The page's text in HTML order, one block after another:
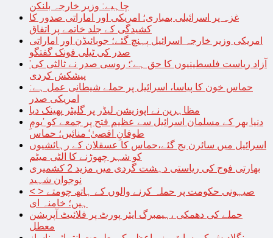
چاہیے: وزیر خارجہ بلنکن
غزہ پر اسرائیلی بمباری؛ امریکی اور اماراتی صدور کا
کشیدگی کے جلد خاتمے پر اتفاق
امریکی وزیر خارجہ اسرائیل پہنچ گئے؛ جوبائیڈن اور اماراتی
صدر کی ٹیلی فونک گفتگو
’آزاد ریاست فلسطینیوں کا حق ہے‘؛ روسی صدر نے ثالثی کی
پیشکش کردی
حماس خون کا پیاسا، اسرائیل پر حملے شیطانی عمل ہے:
امریکی صدر
مظاہرین نے اپوزیشن لیڈر پر گلیٹر پھینک دیا
دنیا بھر کے مسلمان اسرائیل سے عظیم فتح پر جمعے کو ’یومِ
طوفانِ اقصیٰ‘ منائیں؛ حماس
اسرائیل میں سائرن بج گئے،حماس کا عسقلان کے رہائشیوں
کو شہر چھوڑنے کا الٹی میٹم
بھارتی فوج کی ریاستی دہشت گردی میں مزید 2 کشمیری
نوجوان شہید
< > صیہونی حکومت پر حملہ کرنے والوں کے ہاتھ چومتے
ہیں؛ خامنہ ای
حملے کی دھمکی ،ہیمبرگ ایئر پورٹ پر فلائیٹ آپریشن
معطل